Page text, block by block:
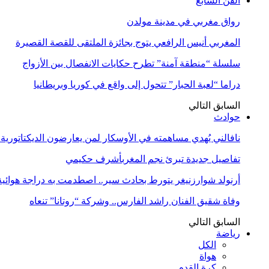
رواق مغربي في مدينة مولدن
المغربي أنيس الرافعي يتوج بجائزة الملتقى للقصة القصيرة
سلسلة “منطقة آمنة” تطرح حكايات الانفصال بين الأزواج
دراما “لعبة الحبار” تتحول إلى واقع في كوريا وبريطانيا
السابق التالي
حوادث
نافالني يُهدي مساهمته في الأوسكار لمن يعارضون
تفاصيل جديدة تبرئ نجم المغربأشرف حكيمي
أرنولد شوارزنيغر يتورط بحادث سير.. اصطدمت به دراجة
وفاة شقيق الفنان راشد الفارس.. وشركة “روتانا” تنعاه
السابق التالي
رياضة
الكل
هواة